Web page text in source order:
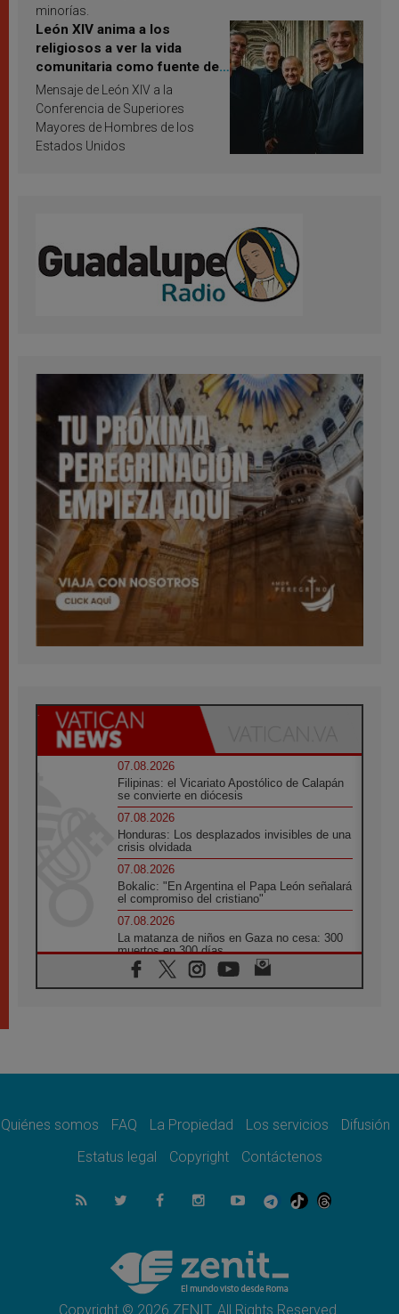
minorías.
León XIV anima a los
religiosos a ver la vida
comunitaria como fuente de
inspiración y santificación
Mensaje de León XIV a la
Conferencia de Superiores
Mayores de Hombres de los
Estados Unidos
07.08.2026
Filipinas: el Vicariato Apostólico de Calapán
se convierte en diócesis
07.08.2026
Honduras: Los desplazados invisibles de una
crisis olvidada
07.08.2026
Bokalic: "En Argentina el Papa León señalará
el compromiso del cristiano"
07.08.2026
La matanza de niños en Gaza no cesa: 300
muertos en 300 días
07.08.2026
Tagle: La guerra desfigura el mundo, solo la
como misión al servicio del Evangelio
SIGNIS 2026, dar voz a las religiosas en el
07.08.2026
Lanzan un proyecto de empoderamiento
Programa oficial del Viaje Apostólico del
Papa León XIV a Francia
Quiénes somos FAQ La Propiedad Los servicios
Difusión
Estatus legal
Copyright Contáctenos
Copyright © 2026 ZENIT. All Rights Reserved.